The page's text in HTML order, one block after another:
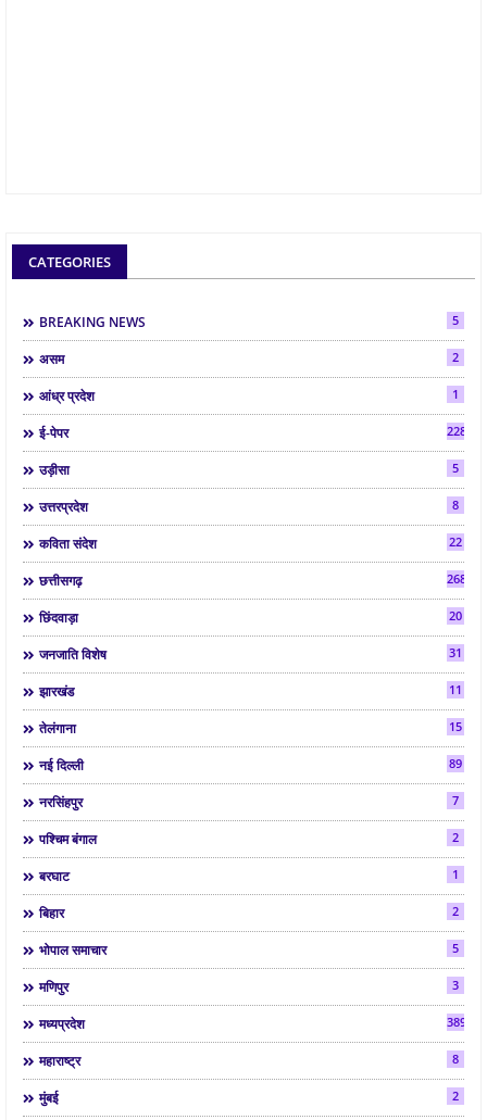
CATEGORIES
BREAKING NEWS 5
असम 2
आंध्र प्रदेश 1
ई-पेपर 2286
उड़ीसा 5
उत्तरप्रदेश 8
कविता संदेश 22
छत्तीसगढ़ 268
छिंदवाड़ा 20
जनजाति विशेष 31
झारखंड 11
तेलंगाना 15
नई दिल्ली 89
नरसिंहपुर 7
पश्चिम बंगाल 2
बरघाट 1
बिहार 2
भोपाल समाचार 5
मणिपुर 3
मध्यप्रदेश 3892
महाराष्ट्र 8
मुंबई 2